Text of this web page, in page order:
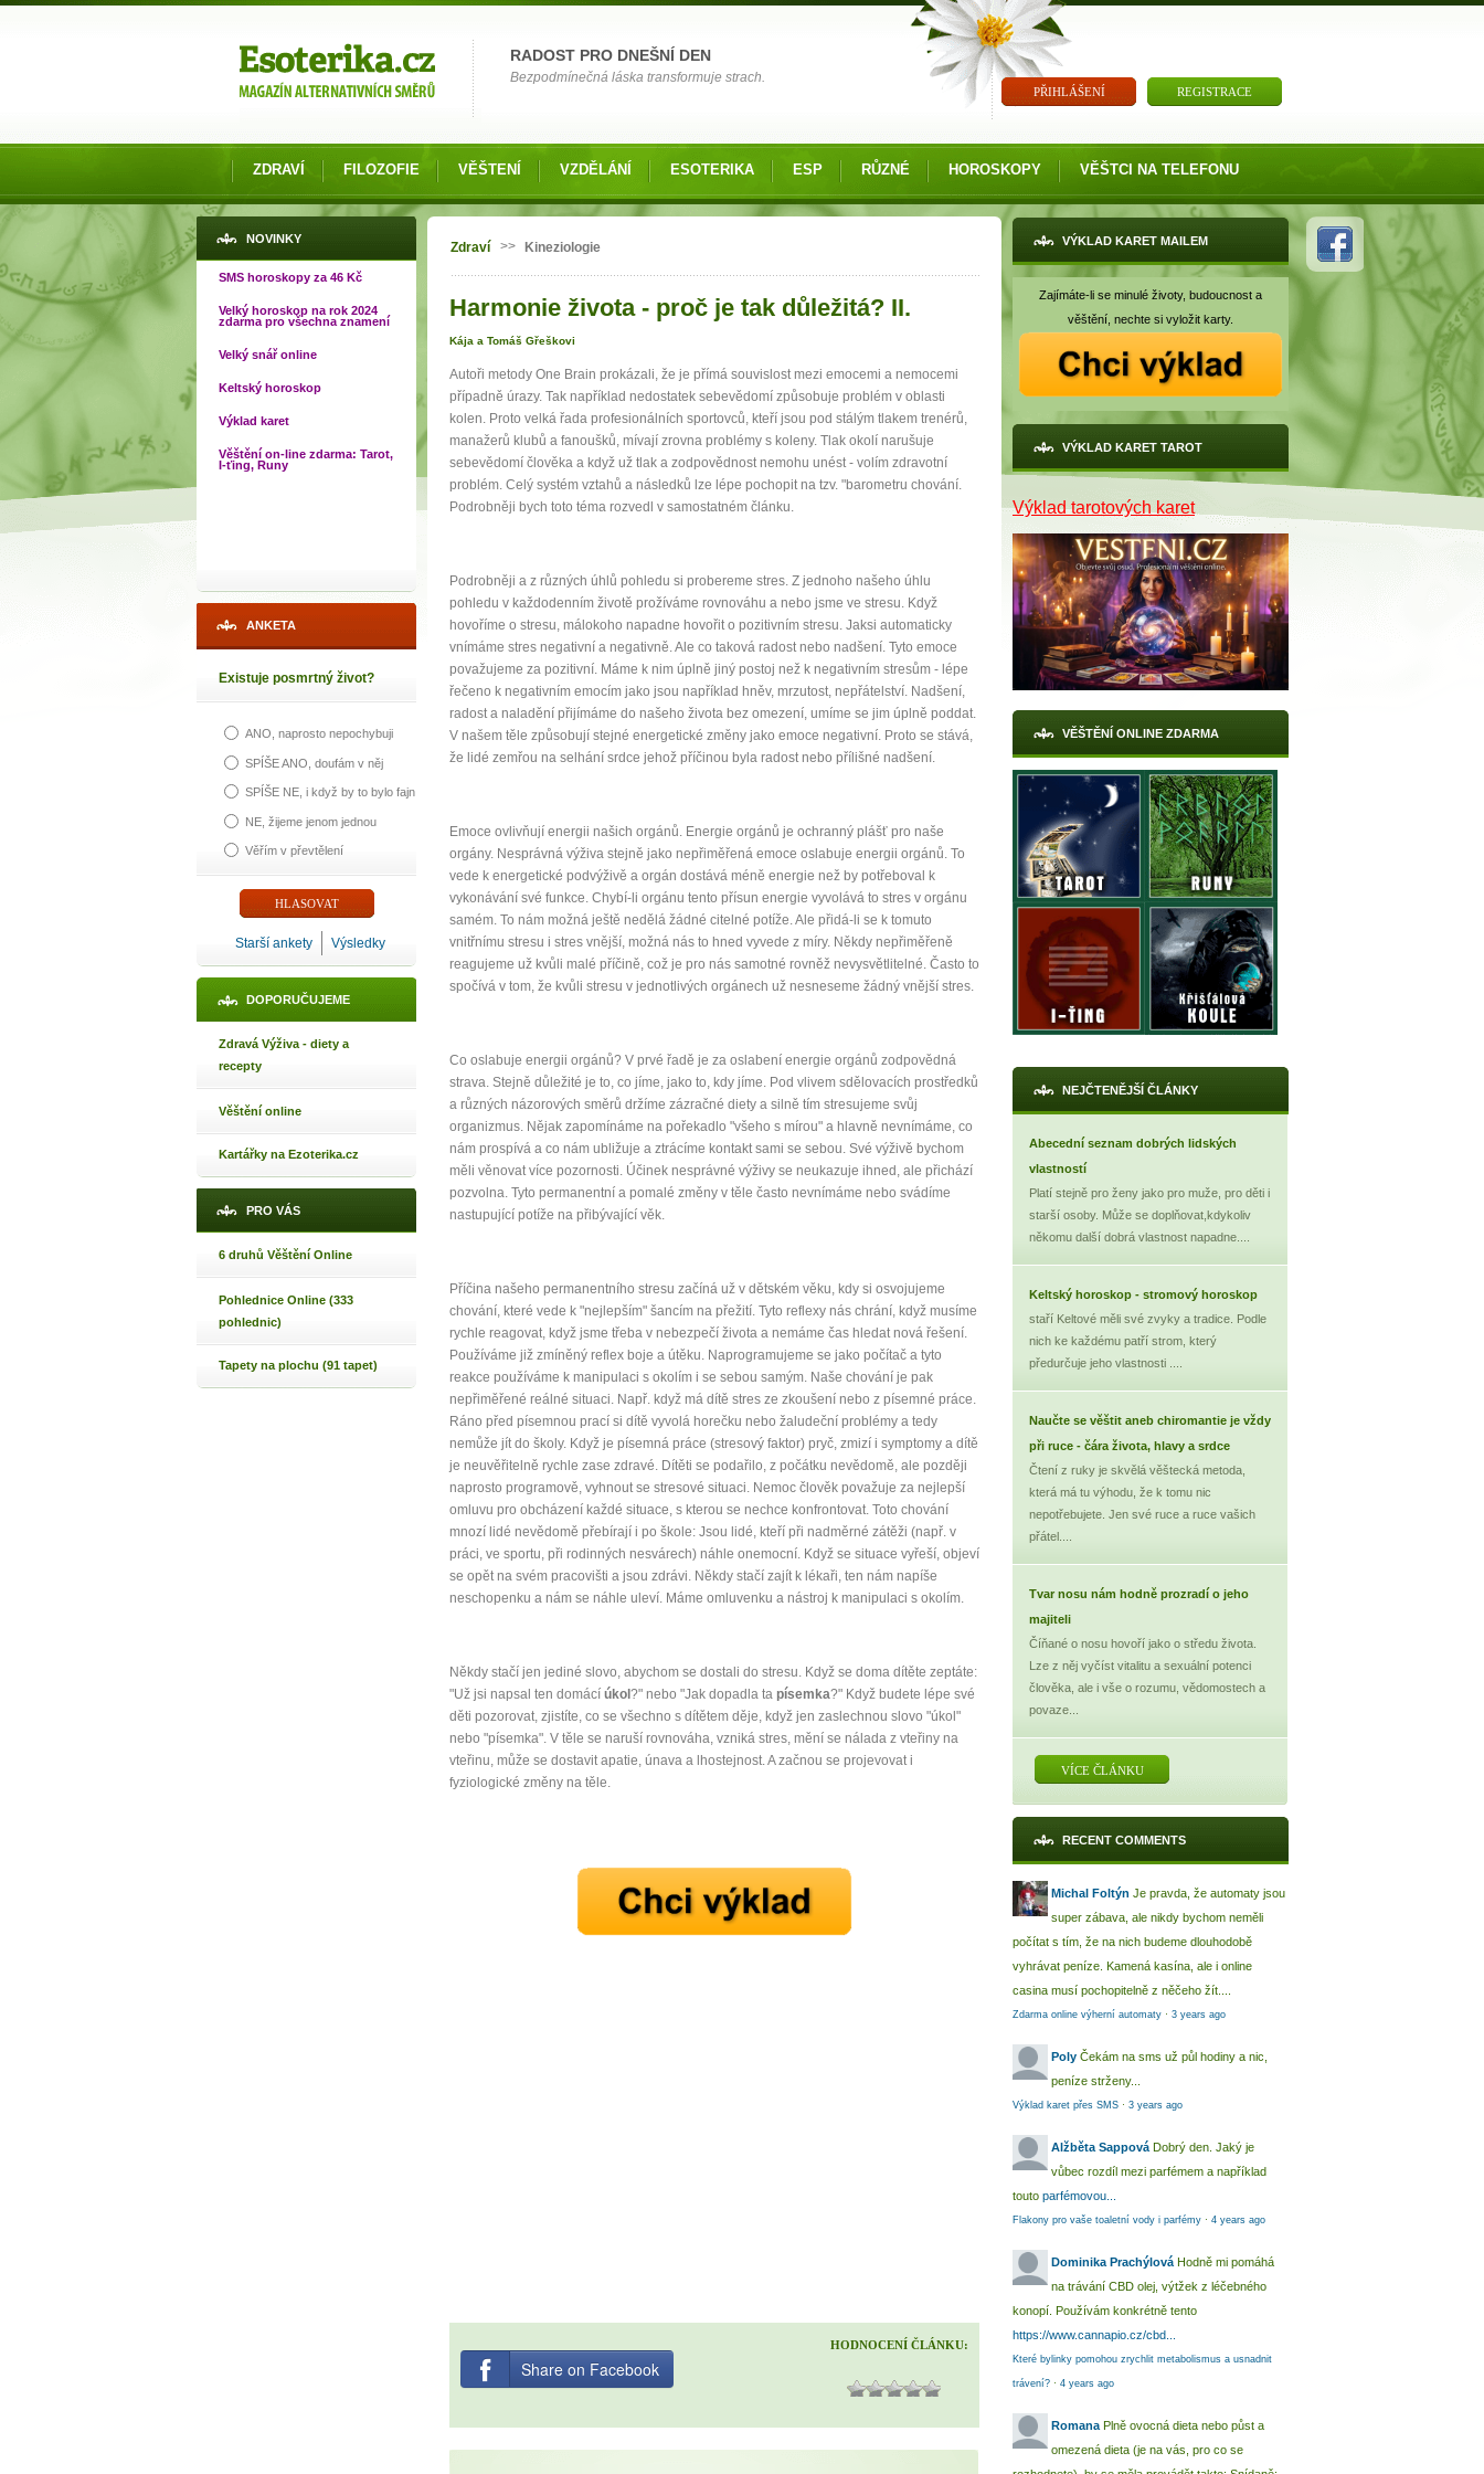
10 tipů pro zdravý a
plnohodnotný život
... všechny tipy zdarma.
Jak mít více energie každý den
Jak vnést do života rovnováhu
Jak být šťastnější
X
RADOST PRO DNEŠNÍ DEN
Bezpodmínečná láska transformuje strach.
PŘIHLÁŠENÍ REGISTRACE
ZDRAVÍ FILOZOFIE VĚŠTENÍ VZDĚLÁNÍ ESOTERIKA ESP RŮZNÉ HOROSKOPY VĚŠTCI NA TELEFONU
NOVINKY
SMS horoskopy za 46 Kč
Velký horoskop na rok 2024
zdarma pro všechna znamení
Velký snář online
Keltský horoskop
Výklad karet
Věštění on-line zdarma: Tarot,
I-ťing, Runy
ANKETA
Existuje posmrtný život?
ANO, naprosto nepochybuji
SPÍŠE ANO, doufám v něj
SPÍŠE NE, i když by to bylo fajn
NE, žijeme jenom jednou
Věřím v převtělení
Starší ankety Výsledky
DOPORUČUJEME
Zdravá Výživa - diety a
recepty
Věštění online
Kartářky na Ezoterika.cz
PRO VÁS
6 druhů Věštění Online
Pohlednice Online (333
pohlednic)
Tapety na plochu (91 tapet)
Jste zde
Zdraví >> Kineziologie
Harmonie života - proč je tak důležitá? II.
Kája a Tomáš Gřeškovi
Autoři metody One Brain prokázali, že je přímá souvislost mezi emocemi a nemocemi
případně úrazy. Tak například nedostatek sebevědomí způsobuje problém v oblasti
kolen. Proto velká řada profesionálních sportovců, kteří jsou pod stálým tlakem trenérů,
manažerů klubů a fanoušků, mívají zrovna problémy s koleny. Tlak okolí narušuje
sebevědomí člověka a když už tlak a zodpovědnost nemohu unést - volím zdravotní
problém. Celý systém vztahů a následků lze lépe pochopit na tzv. "barometru chování.
Podrobněji bych toto téma rozvedl v samostatném článku.
Podrobněji a z různých úhlů pohledu si probereme stres. Z jednoho našeho úhlu
pohledu v každodenním životě prožíváme rovnováhu a nebo jsme ve stresu. Když
hovoříme o stresu, málokoho napadne hovořit o pozitivním stresu. Jaksi automaticky
vnímáme stres negativní a negativně. Ale co taková radost nebo nadšení. Tyto emoce
považujeme za pozitivní. Máme k nim úplně jiný postoj než k negativním stresům - lépe
řečeno k negativním emocím jako jsou například hněv, mrzutost, nepřátelství. Nadšení,
radost a naladění přijímáme do našeho života bez omezení, umíme se jim úplně poddat.
V našem těle způsobují stejné energetické změny jako emoce negativní. Proto se stává,
že lidé zemřou na selhání srdce jehož příčinou byla radost nebo přílišné nadšení.
Emoce ovlivňují energii našich orgánů. Energie orgánů je ochranný plášť pro naše
orgány. Nesprávná výživa stejně jako nepřiměřená emoce oslabuje energii orgánů. To
vede k energetické podvýživě a orgán dostává méně energie než by potřeboval k
vykonávání své funkce. Chybí-li orgánu tento přísun energie vyvolává to stres v orgánu
samém. To nám možná ještě nedělá žádné citelné potíže. Ale přidá-li se k tomuto
vnitřnímu stresu i stres vnější, možná nás to hned vyvede z míry. Někdy nepřiměřeně
reagujeme už kvůli malé příčině, což je pro nás samotné rovněž nevysvětlitelné. Často to
spočívá v tom, že kvůli stresu v jednotlivých orgánech už nesneseme žádný vnější stres.
Co oslabuje energii orgánů? V prvé řadě je za oslabení energie orgánů zodpovědná
strava. Stejně důležité je to, co jíme, jako to, kdy jíme. Pod vlivem sdělovacích prostředků
a různých názorových směrů držíme zázračné diety a silně tím stresujeme svůj
organizmus. Nějak zapomínáme na pořekadlo "všeho s mírou" a hlavně nevnímáme, co
nám prospívá a co nám ubližuje a ztrácíme kontakt sami se sebou. Své výživě bychom
měli věnovat více pozornosti. Účinek nesprávné výživy se neukazuje ihned, ale přichází
pozvolna. Tyto permanentní a pomalé změny v těle často nevnímáme nebo svádíme
nastupující potíže na přibývající věk.
Příčina našeho permanentního stresu začíná už v dětském věku, kdy si osvojujeme
chování, které vede k "nejlepším" šancím na přežití. Tyto reflexy nás chrání, když musíme
rychle reagovat, když jsme třeba v nebezpečí života a nemáme čas hledat nová řešení.
Používáme již zmíněný reflex boje a útěku. Naprogramujeme se jako počítač a tyto
reakce používáme k manipulaci s okolím i se sebou samým. Naše chování je pak
nepřiměřené reálné situaci. Např. když má dítě stres ze zkoušení nebo z písemné práce.
Ráno před písemnou prací si dítě vyvolá horečku nebo žaludeční problémy a tedy
nemůže jít do školy. Když je písemná práce (stresový faktor) pryč, zmizí i symptomy a dítě
je neuvěřitelně rychle zase zdravé. Dítěti se podařilo, z počátku nevědomě, ale později
naprosto programově, vyhnout se stresové situaci. Nemoc člověk považuje za nejlepší
omluvu pro obcházení každé situace, s kterou se nechce konfrontovat. Toto chování
mnozí lidé nevědomě přebírají i po škole: Jsou lidé, kteří při nadměrné zátěži (např. v
práci, ve sportu, při rodinných nesvárech) náhle onemocní. Když se situace vyřeší, objeví
se opět na svém pracovišti a jsou zdrávi. Někdy stačí zajít k lékaři, ten nám napíše
neschopenku a nám se náhle uleví. Máme omluvenku a nástroj k manipulaci s okolím.
Někdy stačí jen jediné slovo, abychom se dostali do stresu. Když se doma dítěte zeptáte:
"Už jsi napsal ten domácí úkol ?" nebo "Jak dopadla ta písemka?" Když budete lépe své
děti pozorovat, zjistíte, co se všechno s dítětem děje, když jen zaslechnou slovo "úkol"
nebo "písemka". V těle se naruší rovnováha, vzniká stres, mění se nálada z vteřiny na
vteřinu, může se dostavit apatie, únava a lhostejnost. A začnou se projevovat i
fyziologické změny na těle.
HODNOCENÍ ČLÁNKU:
Share on Facebook
VÝKLAD KARET MAILEM
Zajímáte-li se minulé životy, budoucnost a
věštění, nechte si vyložit karty.
VÝKLAD KARET TAROT
Výklad tarotových karet
VĚŠTĚNÍ ONLINE ZDARMA
NEJČTENĚJŠÍ ČLÁNKY
Abecední seznam dobrých lidských
vlastností
Platí stejně pro ženy jako pro muže, pro děti i
starší osoby. Může se doplňovat,kdykoliv
někomu další dobrá vlastnost napadne....
Keltský horoskop - stromový horoskop
staří Keltové měli své zvyky a tradice. Podle
nich ke každému patří strom, který
předurčuje jeho vlastnosti ....
Naučte se věštit aneb chiromantie je vždy
při ruce - čára života, hlavy a srdce
Čtení z ruky je skvělá věštecká metoda,
která má tu výhodu, že k tomu nic
nepotřebujete. Jen své ruce a ruce vašich
přátel....
Tvar nosu nám hodně prozradí o jeho
majiteli
Číňané o nosu hovoří jako o středu života.
Lze z něj vyčíst vitalitu a sexuální potenci
člověka, ale i vše o rozumu, vědomostech a
povaze...
VÍCE ČLÁNKU
RECENT COMMENTS
Michal Foltýn Je pravda, že automaty jsou
super zábava, ale nikdy bychom neměli
počítat s tím, že na nich budeme dlouhodobě
vyhrávat peníze. Kamená kasína, ale i online
casina musí pochopitelně z něčeho žít....
Zdarma online výherní automaty · 3 years ago
Poly Čekám na sms už půl hodiny a nic,
peníze strženy...
Výklad karet přes SMS · 3 years ago
Alžběta Sappová Dobrý den. Jaký je
vůbec rozdíl mezi parfémem a například
touto parfémovou...
Flakony pro vaše toaletní vody i parfémy · 4 years ago
Dominika Prachýlová Hodně mi pomáhá
na trávání CBD olej, výtžek z léčebného
konopí. Používám konkrétně tento
https://www.cannapio.cz/cbd...
Které bylinky pomohou zrychlit metabolismus a usnadnit
trávení? · 4 years ago
Romana Plně ovocná dieta nebo půst a
omezená dieta (je na vás, pro co se